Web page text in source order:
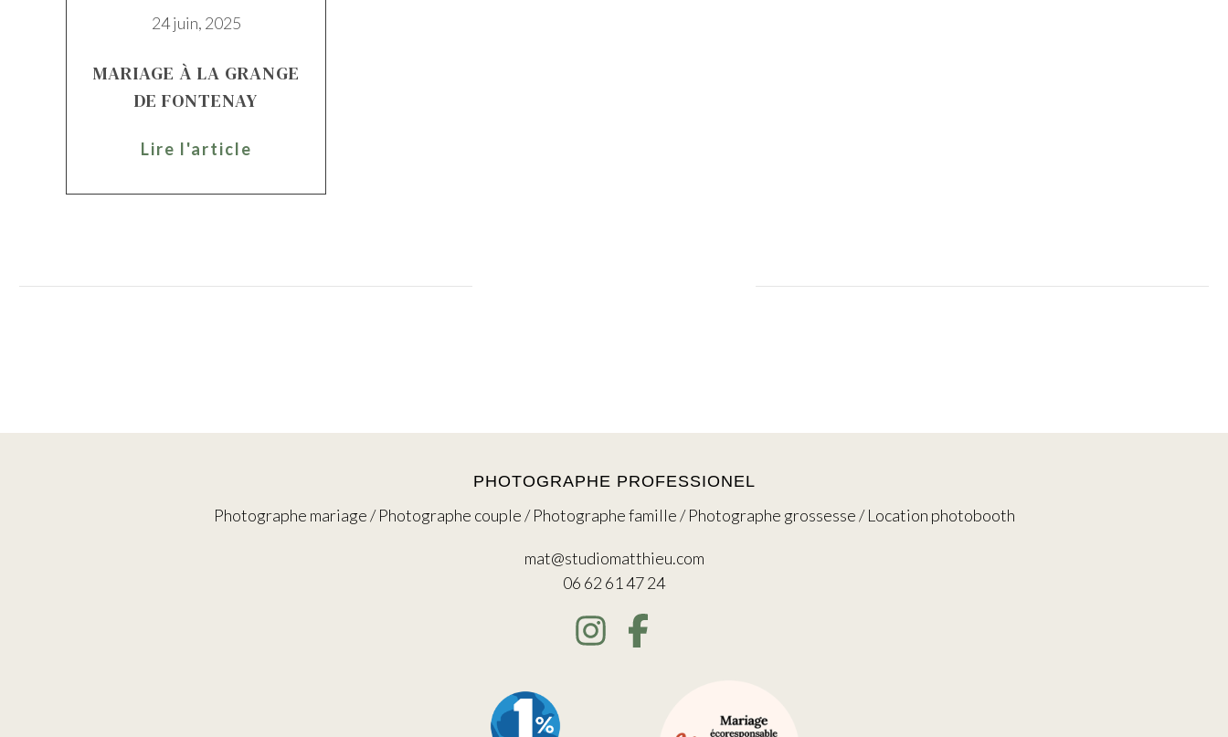
24 juin, 2025
MARIAGE À LA GRANGE
DE FONTENAY
Lire l'article
PHOTOGRAPHE PROFESSIONEL
Photographe mariage / Photographe couple / Photographe famille / Photographe grossesse / Location photobooth
mat@studiomatthieu.com
06 62 61 47 24